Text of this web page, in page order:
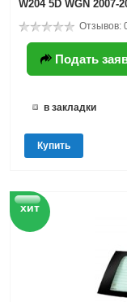
W204 5D WGN 2007-
Отзывов:
Подать
в закладки
Купить
хит